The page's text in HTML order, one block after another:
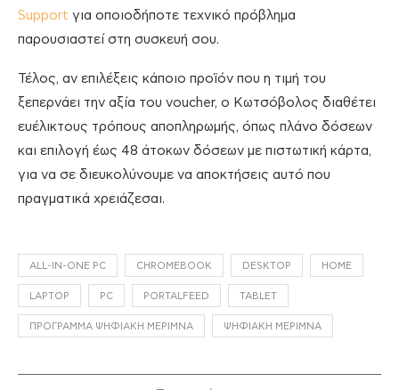
Support για οποιοδήποτε τεχνικό πρόβλημα
παρουσιαστεί στη συσκευή σου.
Τέλος, αν επιλέξεις κάποιο προϊόν που η τιμή του
ξεπερνάει την αξία του voucher, ο Κωτσόβολος διαθέτει
ευέλικτους τρόπους αποπληρωμής, όπως πλάνο δόσεων
και επιλογή έως 48 άτοκων δόσεων με πιστωτική κάρτα,
για να σε διευκολύνουμε να αποκτήσεις αυτό που
πραγματικά χρειάζεσαι.
ALL-IN-ONE PC CHROMEBOOK DESKTOP HOME
LAPTOP PC PORTALFEED TABLET
ΠΡΌΓΡΑΜΜΑ ΨΗΦΙΑΚΉ ΜΈΡΙΜΝΑ ΨΗΦΙΑΚΉ ΜΈΡΙΜΝΑ